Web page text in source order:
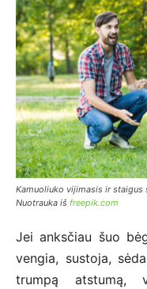
Kamuoliuko vijimasis ir staigus
Nuotrauka iš freepik.com
Jei anksčiau šuo
vengia, sustoja,
trumpą atstumą,